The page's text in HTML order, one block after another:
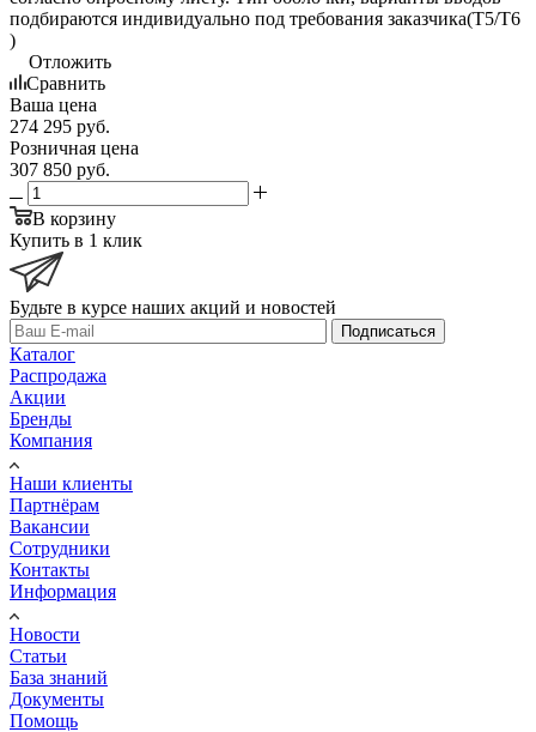
подбираются индивидуально под требования заказчика(Т5/T6
)
Отложить
Сравнить
Ваша цена
274 295 руб.
Розничная цена
307 850 руб.
В корзину
Купить в 1 клик
Будьте в курсе наших акций и новостей
Подписаться
Каталог
Распродажа
Акции
Бренды
Компания
Наши клиенты
Партнёрам
Вакансии
Сотрудники
Контакты
Информация
Новости
Статьи
База знаний
Документы
Помощь